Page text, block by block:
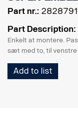
Part nr.: 2828791
Part Description:
Enkelt at montere.
sæt med to, til venstre
Add to list